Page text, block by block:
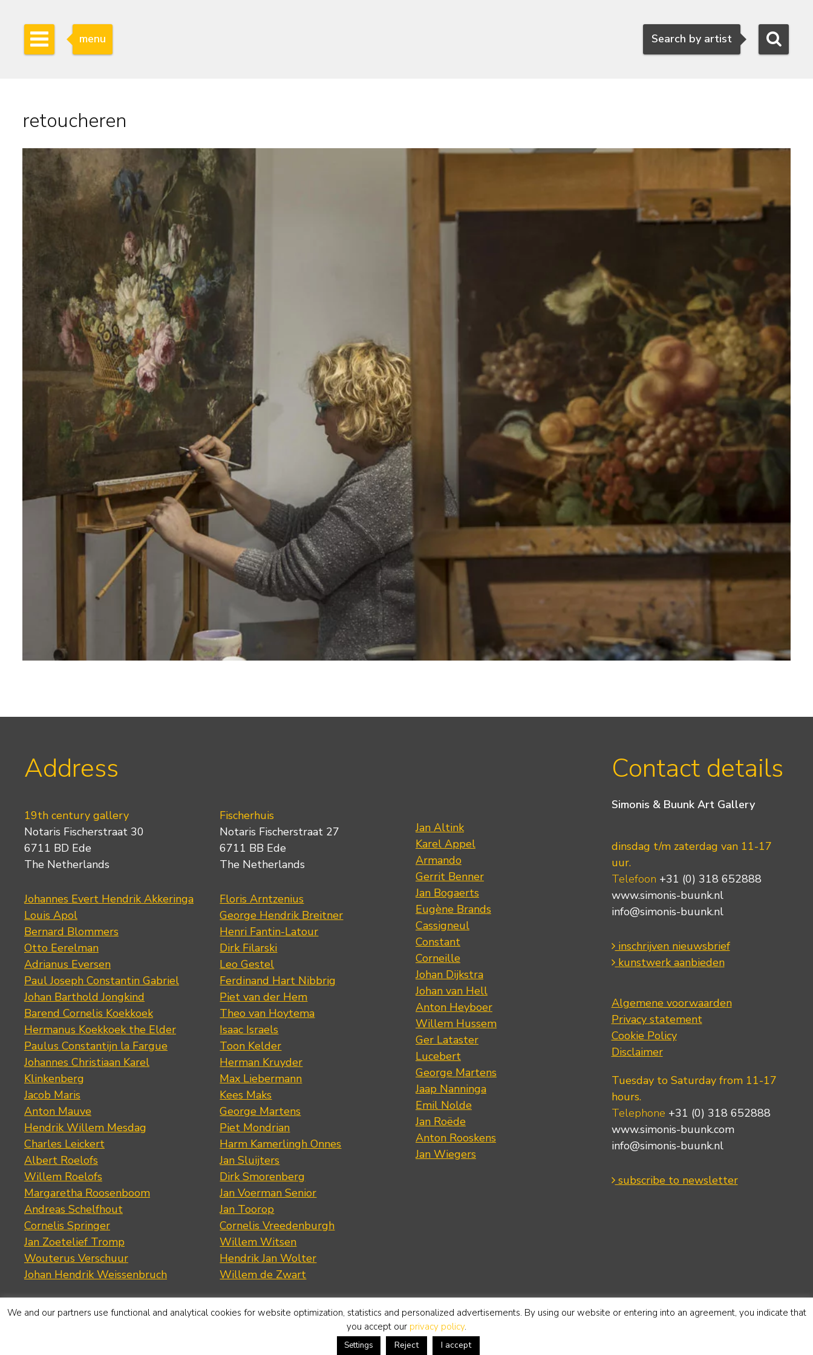
Search
Search by artist
menu
retoucheren
Address
19th century gallery
Notaris Fischerstraat 30
6711 BD Ede
The Netherlands
Johannes Evert Hendrik Akkeringa
Louis Apol
Bernard Blommers
Otto Eerelman
Adrianus Eversen
Paul Joseph Constantin Gabriel
Johan Barthold Jongkind
Barend Cornelis Koekkoek
Hermanus Koekkoek the Elder
Paulus Constantijn la Fargue
Johannes Christiaan Karel
Klinkenberg
Jacob Maris
Anton Mauve
Hendrik Willem Mesdag
Charles Leickert
Albert Roelofs
Willem Roelofs
Margaretha Roosenboom
Andreas Schelfhout
Cornelis Springer
Jan Zoetelief Tromp
Wouterus Verschuur
Johan Hendrik Weissenbruch
Fischerhuis
Notaris Fischerstraat 27
6711 BB Ede
The Netherlands
Floris Arntzenius
George Hendrik Breitner
Henri Fantin-Latour
Dirk Filarski
Leo Gestel
Ferdinand Hart Nibbrig
Piet van der Hem
Theo van Hoytema
Isaac Israels
Toon Kelder
Herman Kruyder
Max Liebermann
Kees Maks
George Martens
Piet Mondrian
Harm Kamerlingh Onnes
Jan Sluijters
Dirk Smorenberg
Jan Voerman Senior
Jan Toorop
Cornelis Vreedenburgh
Willem Witsen
Hendrik Jan Wolter
Willem de Zwart
Jan Altink
Karel Appel
Armando
Gerrit Benner
Jan Bogaerts
Eugène Brands
Cassigneul
Constant
Corneille
Johan Dijkstra
Johan van Hell
Anton Heyboer
Willem Hussem
Ger Lataster
Lucebert
George Martens
Jaap Nanninga
Emil Nolde
Jan Roëde
Anton Rooskens
Jan Wiegers
Contact details
Simonis & Buunk Art Gallery
dinsdag t/m zaterdag van 11-17
uur.
Telefoon +31 (0) 318 652888
www.simonis-buunk.nl
info@simonis-buunk.nl
inschrijven nieuwsbrief
kunstwerk aanbieden
Algemene voorwaarden
Privacy statement
Cookie Policy
Disclaimer
Tuesday to Saturday from 11-17
hours.
Telephone +31 (0) 318 652888
www.simonis-buunk.com
info@simonis-buunk.nl
subscribe to newsletter
We and our partners use functional and analytical cookies for website optimization, statistics and personalized advertisements. By using our website or entering into an agreement, you indicate that
you accept our privacy policy.
Settings Reject I accept